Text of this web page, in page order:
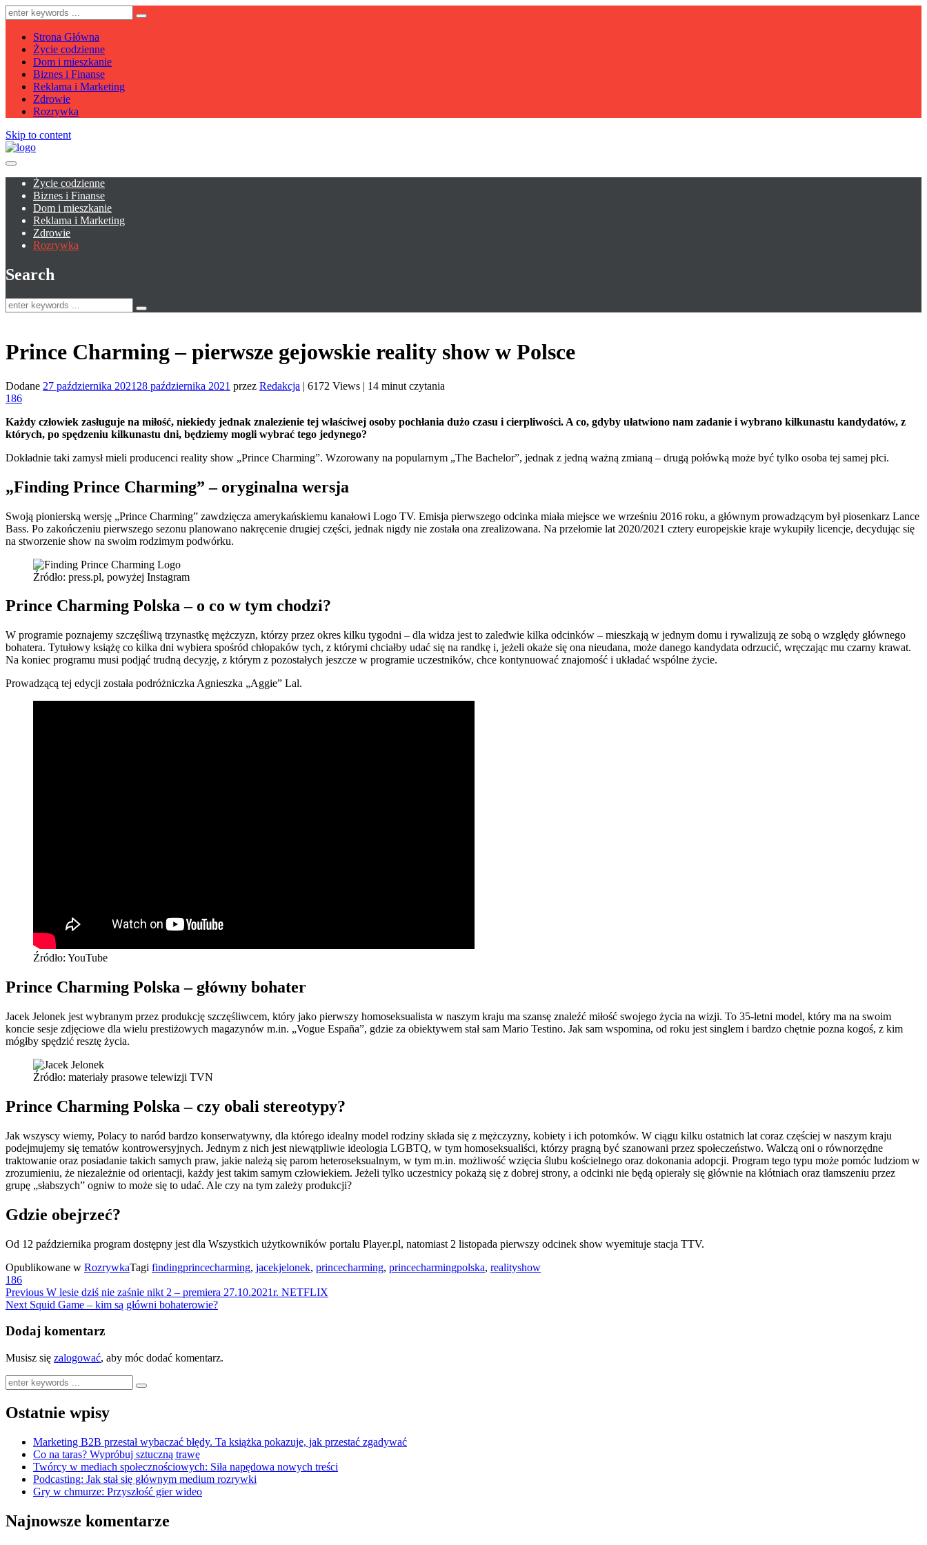
Strona Główna
Życie codzienne
Dom i mieszkanie
Biznes i Finanse
Reklama i Marketing
Zdrowie
Rozrywka
Skip to content
Życie codzienne
Biznes i Finanse
Dom i mieszkanie
Reklama i Marketing
Zdrowie
Rozrywka
Search
Prince Charming – pierwsze gejowskie reality show w Polsce
Dodane 27 października 2021 28 października 2021 przez Redakcja | 6172 Views | 14 minut czytania
186
Każdy człowiek zasługuje na miłość, niekiedy jednak znalezienie tej właściwej osoby pochłania dużo czasu i cierpliwości. A co, gdyby ułatwiono nam zadanie i wybrano kilkunastu kandydatów, z
których, po spędzeniu kilkunastu dni, będziemy mogli wybrać tego jedynego?
Dokładnie taki zamysł mieli producenci reality show „Prince Charming”. Wzorowany na popularnym „The Bachelor”, jednak z jedną ważną zmianą – drugą połówką może być tylko osoba tej samej płci.
„Finding Prince Charming” – oryginalna wersja
Swoją pionierską wersję „Prince Charming” zawdzięcza amerykańskiemu kanałowi Logo TV. Emisja pierwszego odcinka miała miejsce we wrześniu 2016 roku, a głównym prowadzącym był piosenkarz Lance
Bass. Po zakończeniu pierwszego sezonu planowano nakręcenie drugiej części, jednak nigdy nie została ona zrealizowana. Na przełomie lat 2020/2021 cztery europejskie kraje wykupiły licencje, decydując się
na stworzenie show na swoim rodzimym podwórku.
Źródło: press.pl, powyżej Instagram
Prince Charming Polska – o co w tym chodzi?
W programie poznajemy szczęśliwą trzynastkę mężczyzn, którzy przez okres kilku tygodni – dla widza jest to zaledwie kilka odcinków – mieszkają w jednym domu i rywalizują ze sobą o względy głównego
bohatera. Tytułowy książę co kilka dni wybiera spośród chłopaków tych, z którymi chciałby udać się na randkę i, jeżeli okaże się ona nieudana, może danego kandydata odrzucić, wręczając mu czarny krawat.
Na koniec programu musi podjąć trudną decyzję, z którym z pozostałych jeszcze w programie uczestników, chce kontynuować znajomość i układać wspólne życie.
Prowadzącą tej edycji została podróżniczka Agnieszka „Aggie” Lal.
Źródło: YouTube
Prince Charming Polska – główny bohater
Jacek Jelonek jest wybranym przez produkcję szczęśliwcem, który jako pierwszy homoseksualista w naszym kraju ma szansę znaleźć miłość swojego życia na wizji. To 35-letni model, który ma na swoim
koncie sesje zdjęciowe dla wielu prestiżowych magazynów m.in. „Vogue España”, gdzie za obiektywem stał sam Mario Testino. Jak sam wspomina, od roku jest singlem i bardzo chętnie pozna kogoś, z kim
mógłby spędzić resztę życia.
Źródło: materiały prasowe telewizji TVN
Prince Charming Polska – czy obali stereotypy?
Jak wszyscy wiemy, Polacy to naród bardzo konserwatywny, dla którego idealny model rodziny składa się z mężczyzny, kobiety i ich potomków. W ciągu kilku ostatnich lat coraz częściej w naszym kraju
podejmujemy się tematów kontrowersyjnych. Jednym z nich jest niewątpliwie ideologia LGBTQ, w tym homoseksualiści, którzy pragną być szanowani przez społeczeństwo. Walczą oni o równorzędne
traktowanie oraz posiadanie takich samych praw, jakie należą się parom heteroseksualnym, w tym m.in. możliwość wzięcia ślubu kościelnego oraz dokonania adopcji. Program tego typu może pomóc ludziom w
zrozumieniu, że niezależnie od orientacji, każdy jest takim samym człowiekiem. Jeżeli tylko uczestnicy pokażą się z dobrej strony, a odcinki nie będą opierały się głównie na kłótniach oraz tłamszeniu przez
grupę „słabszych” ogniw to może się to udać. Ale czy na tym zależy produkcji?
Gdzie obejrzeć?
Od 12 października program dostępny jest dla Wszystkich użytkowników portalu Player.pl, natomiast 2 listopada pierwszy odcinek show wyemituje stacja TTV.
Opublikowane w RozrywkaTagi findingprincecharming, jacekjelonek, princecharming, princecharmingpolska, realityshow
186
Previous W lesie dziś nie zaśnie nikt 2 – premiera 27.10.2021r. NETFLIX
Next Squid Game – kim są główni bohaterowie?
Dodaj komentarz
Musisz się zalogować, aby móc dodać komentarz.
Ostatnie wpisy
Marketing B2B przestał wybaczać błędy. Ta książka pokazuje, jak przestać zgadywać
Co na taras? Wypróbuj sztuczną trawę
Twórcy w mediach społecznościowych: Siła napędowa nowych treści
Podcasting: Jak stał się głównym medium rozrywki
Gry w chmurze: Przyszłość gier wideo
Najnowsze komentarze